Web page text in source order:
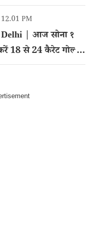
PM
| आज सोना १
18 से 24 कैरेट गोल्ड